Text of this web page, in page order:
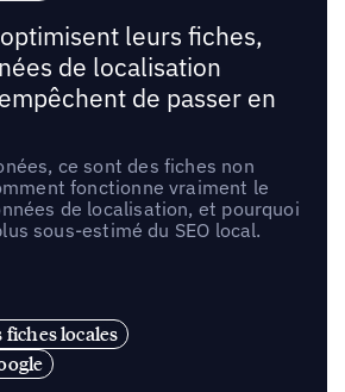
leurs fiches,
de localisation
de passer en
ce sont des fiches non
fonctionne vraiment le
de localisation, et pourquoi
sous-estimé du SEO local.
locales